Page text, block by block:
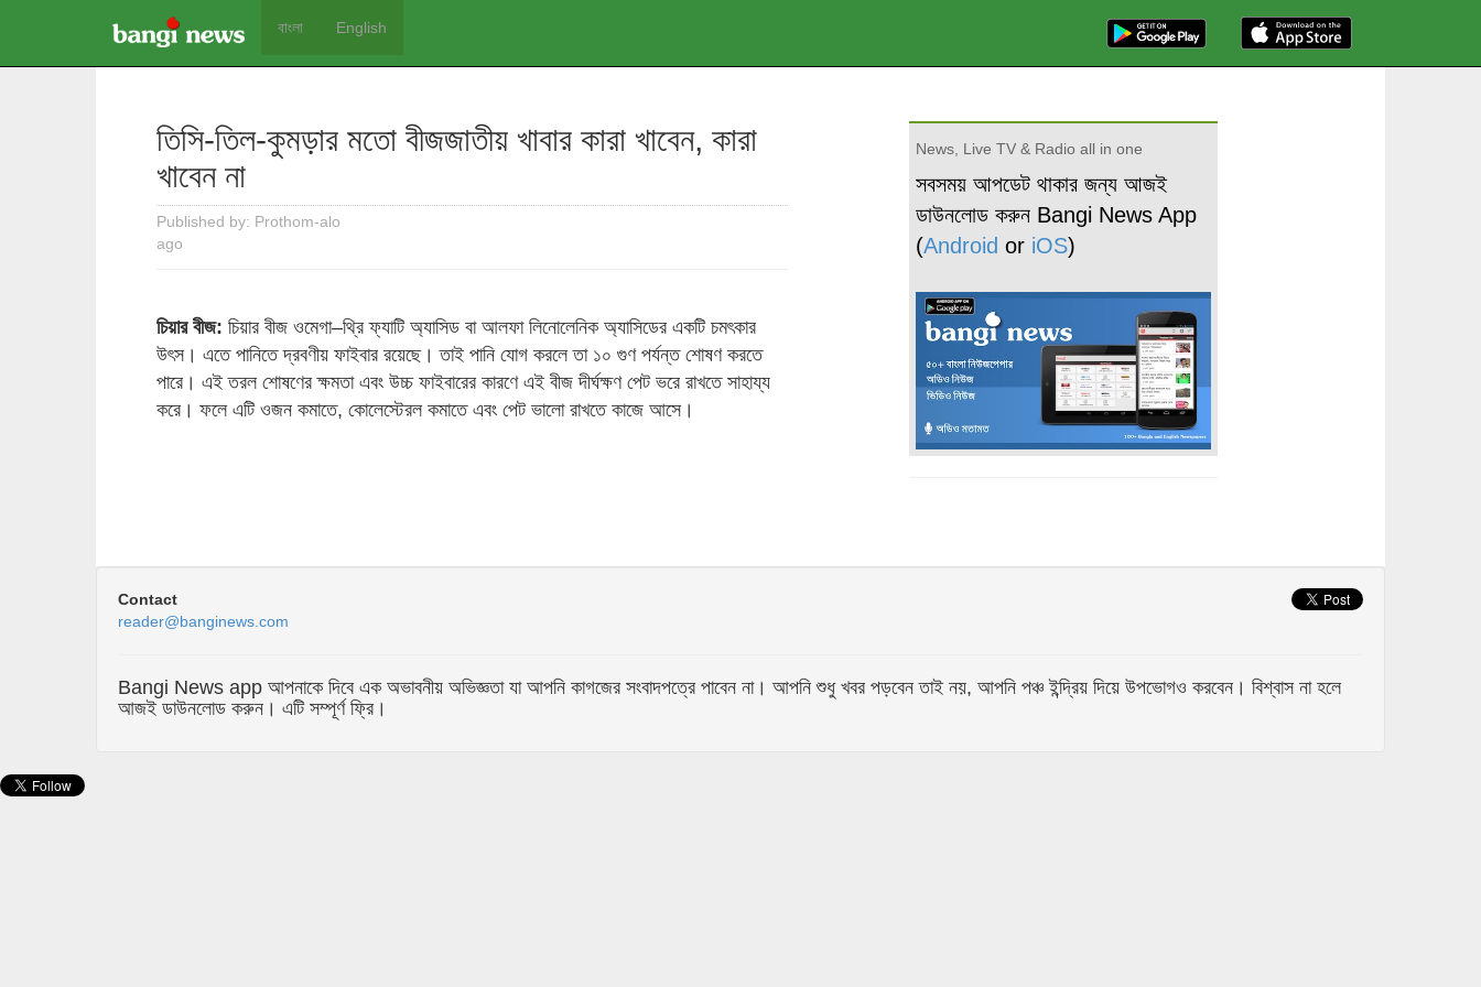
বাংলা English
তিসি-তিল-কুমড়ার মতো বীজজাতীয় খাবার কারা খাবেন, কারা
খাবেন না
Published by: Prothom-alo
ago
চিয়ার বীজ: চিয়ার বীজ ওমেগা–থ্রি ফ্যাটি অ্যাসিড বা আলফা লিনোলেনিক অ্যাসিডের একটি চমৎকার
উৎস। এতে পানিতে দ্রবণীয় ফাইবার রয়েছে। তাই পানি যোগ করলে তা ১০ গুণ পর্যন্ত শোষণ করতে
পারে। এই তরল শোষণের ক্ষমতা এবং উচ্চ ফাইবারের কারণে এই বীজ দীর্ঘক্ষণ পেট ভরে রাখতে সাহায্য
করে। ফলে এটি ওজন কমাতে, কোলেস্টেরল কমাতে এবং পেট ভালো রাখতে কাজে আসে।
News, Live TV & Radio all in one
সবসময় আপডেট থাকার জন্য আজই
ডাউনলোড করুন Bangi News App
(Android or iOS)
Contact
reader@banginews.com
Bangi News app আপনাকে দিবে এক অভাবনীয় অভিজ্ঞতা যা আপনি কাগজের সংবাদপত্রে পাবেন না। আপনি শুধু খবর পড়বেন তাই নয়, আপনি পঞ্চ ইন্দ্রিয় দিয়ে উপভোগও করবেন। বিশ্বাস না হলে
আজই ডাউনলোড করুন। এটি সম্পূর্ণ ফ্রি।